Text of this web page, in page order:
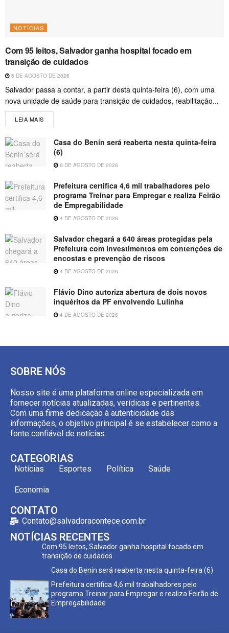
NOTÍCIAS
Com 95 leitos, Salvador ganha hospital focado em
transição de cuidados
6 DE AGOSTO DE 2026
Salvador passa a contar, a partir desta quinta-feira (6), com uma
nova unidade de saúde para transição de cuidados, reabilitação...
LEIA MAIS
Casa do Benin será reaberta nesta quinta-feira
(6)
6 DE AGOSTO DE 2026
Prefeitura certifica 4,6 mil trabalhadores pelo
programa Treinar para Empregar e realiza Feirão
de Empregabilidade
4 DE AGOSTO DE 2026
Salvador chegará a 640 áreas protegidas pela
Prefeitura com investimentos em contenções de
encostas e prevenção de riscos
4 DE AGOSTO DE 2026
Flávio Dino autoriza abertura de dois novos
inquéritos da PF envolvendo Lulinha
4 DE AGOSTO DE 2026
SOBRE NÓS
Nosso site é uma plataforma online especializada em
fornecer notícias atualizadas, verídicas e pertinentes.
Com uma firme dedicação à autenticidade das
informações, o objetivo principal é se estabelecer como a
fonte confiável de notícias.
CATEGORIAS
Notícias Esportes Política Saúde
Economia
CONTATO
Contato@salvadoracontece.com.br
NOTÍCIAS RECENTES
Com 95 leitos, Salvador ganha hospital focado em
transição de cuidados
Casa do Benin será reaberta nesta quinta-feira (6)
Prefeitura certifica 4,6 mil trabalhadores pelo
programa Treinar para Empregar e realiza Feirão de
Empregabilidade